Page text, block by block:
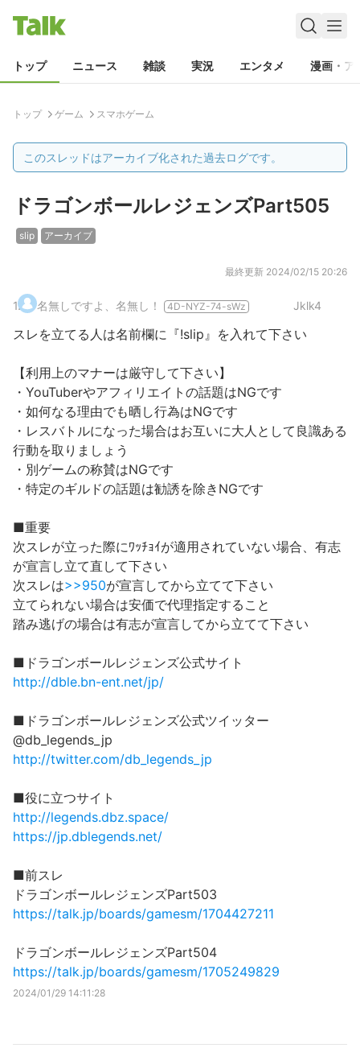
トップ ニュース 雑談 実況 エンタメ 漫画・ア
トップ ゲーム スマホゲーム
このスレッドはアーカイブ化された過去ログです。
ドラゴンボールレジェンズPart505
slip アーカイブ
最終更新 2024/02/15 20:26
1. 名無しですよ、名無し！ 4D-NYZ-74-sWz Jklk4
スレを立てる人は名前欄に『!slip』を入れて下さい
【利用上のマナーは厳守して下さい】
・YouTuberやアフィリエイトの話題はNGです
・如何なる理由でも晒し行為はNGです
・レスバトルになった場合はお互いに大人として良識ある
行動を取りましょう
・別ゲームの称賛はNGです
・特定のギルドの話題は勧誘を除きNGです
■重要
次スレが立った際にﾜｯﾁｮｲが適用されていない場合、有志
が宣言し立て直して下さい
次スレは>>950が宣言してから立てて下さい
立てられない場合は安価で代理指定すること
踏み逃げの場合は有志が宣言してから立てて下さい
■ドラゴンボールレジェンズ公式サイト
http://dble.bn-ent.net/jp/
■ドラゴンボールレジェンズ公式ツイッター
@db_legends_jp
http://twitter.com/db_legends_jp
■役に立つサイト
http://legends.dbz.space/
https://jp.dblegends.net/
■前スレ
ドラゴンボールレジェンズPart503
https://talk.jp/boards/gamesm/1704427211
ドラゴンボールレジェンズPart504
https://talk.jp/boards/gamesm/1705249829
2024/01/29 14:11:28